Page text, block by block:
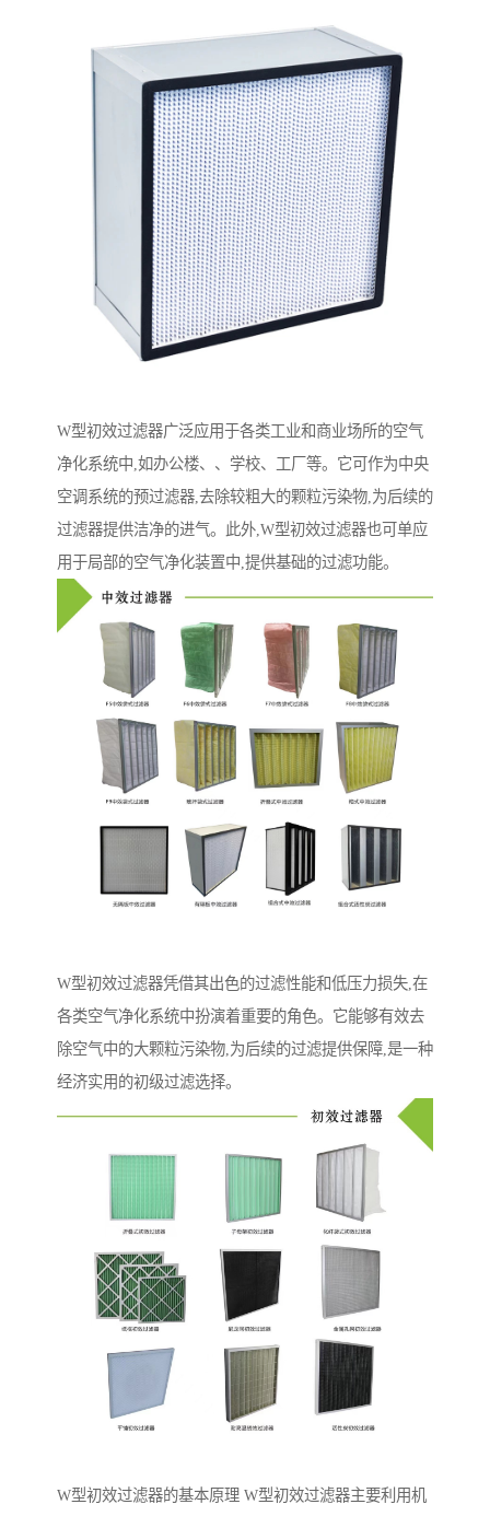
W型初效过滤器广泛应用于各类工业和商业场所的空气
净化系统中,如办公楼、、学校、工厂等。它可作为中央
空调系统的预过滤器,去除较粗大的颗粒污染物,为后续的
过滤器提供洁净的进气。此外,W型初效过滤器也可单应
用于局部的空气净化装置中,提供基础的过滤功能。
W型初效过滤器凭借其出色的过滤性能和低压力损失,在
各类空气净化系统中扮演着重要的角色。它能够有效去
除空气中的大颗粒污染物,为后续的过滤提供保障,是一种
经济实用的初级过滤选择。
W型初效过滤器的基本原理 W型初效过滤器主要利用机